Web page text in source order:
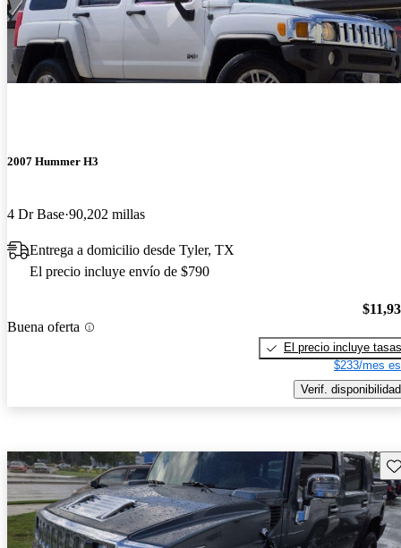
2007 Hummer H3
4 Dr Base 90,202 millas
Entrega a domicilio desde Tyler, TX
El precio incluye envío de $790
Buena oferta
El precio incluye tasas
$233/mes
Verif. disponibilidad